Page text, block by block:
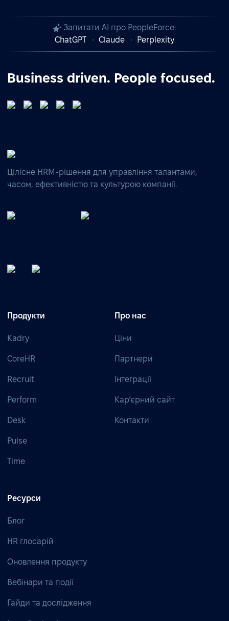
Запитати AI про PeopleForce:
ChatGPT
Claude Perplexity
Business driven. People focused.
Цілісне HRM-рішення для управління талантами,
часом, ефективністю та культурою компанії.
Продукти
Kadry
CoreHR
Recruit
Perform
Desk
Pulse
Time
Про нас
Ціни
Партнери
Інтеграції
Кар’єрний сайт
Контакти
Ресурси
Блог
HR глосарій
Оновлення продукту
Вебінари та події
Гайди та дослідження